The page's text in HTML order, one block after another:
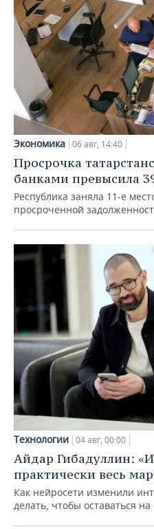
Экономика 06 авг, 14:40
Просрочка
банками превысила
Республика заняла 11-е
просроченной
Технологии 04 авг, 00:00
Айдар Гибадуллин:
практически весь
Как нейросети изменили
делать, чтобы оставаться